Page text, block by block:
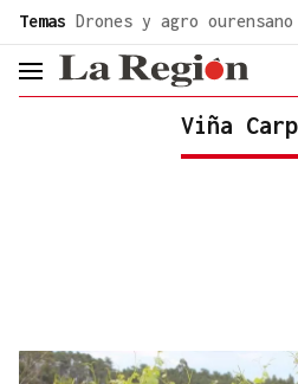
Temas Drones y agro ourensano
header.menu.open
Viña